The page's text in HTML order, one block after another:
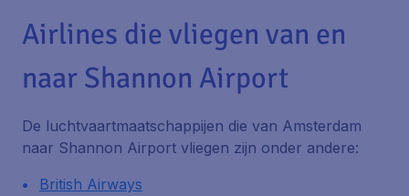
Airlines die vliegen van en
naar Shannon Airport
De luchtvaartmaatschappijen die van Amsterdam
naar Shannon Airport vliegen zijn onder andere:
British Airways